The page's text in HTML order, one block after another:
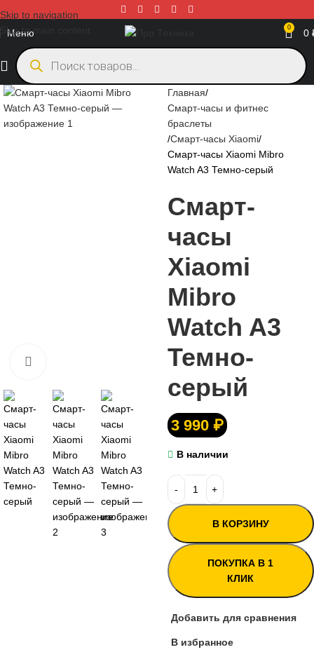
Skip to navigation
Skip to main content
Меню 0 0
Главная
Смарт-часы и фитнес
браслеты
Смарт-часы Xiaomi
Смарт-часы Xiaomi Mibro
Watch A3 Темно-серый
Смарт-
часы
Xiaomi
Mibro
Watch A3
Темно-
серый
3 990 ₽
В наличии
В КОРЗИНУ
ПОКУПКА В 1
КЛИК
Добавить для сравнения
В избранное